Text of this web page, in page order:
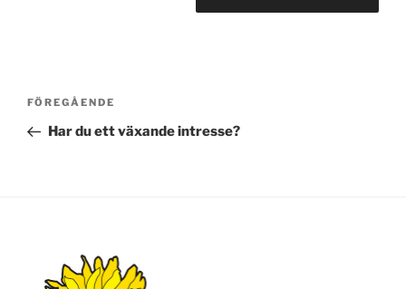
Inläggsnavigering
Föregående
inlägg
FÖREGÅENDE
Har du ett växande intresse?